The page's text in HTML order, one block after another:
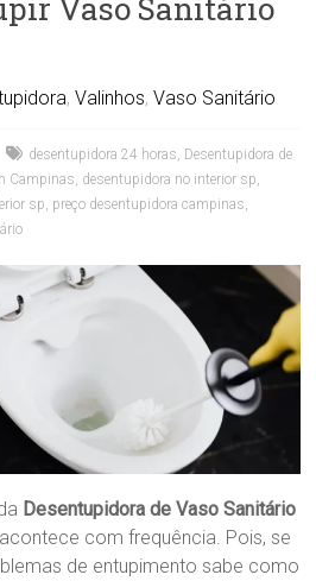
Vaso Sanitário
,Valinhos,Vaso Sanitário
desentupidora 24 horas, Desentupidora de
Campinas, desentupidora no interior sp,
sp, preço desentupidora campinas,
Desentupidora de Vaso Sanitário
com frequência. Pois, se
de entupimento sabe como